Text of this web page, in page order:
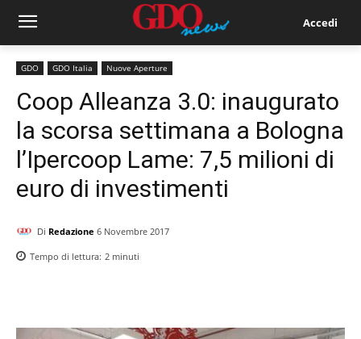
Accedi
GDO GDO Italia Nuove Aperture
Coop Alleanza 3.0: inaugurato
la scorsa settimana a Bologna
l’Ipercoop Lame: 7,5 milioni di
euro di investimenti
Di Redazione 6 Novembre 2017
Tempo di lettura: 2 minuti